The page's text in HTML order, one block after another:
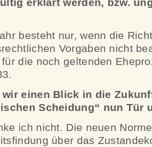
besteht nur, wenn die
Vorgaben nicht
die noch geltenden
wir einen Blick in die
Scheidung“ nun Tür
ich nicht. Die neuen
über das